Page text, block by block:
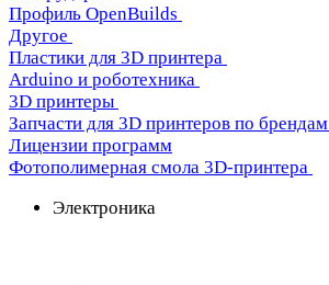
Профиль OpenBuilds
Другое
Пластики для 3D принтера
Arduino и роботехника
3D принтеры
Запчасти для 3D принтеров по брендам
Лицензии программ
Фотополимерная смола 3D-принтера
Электроника